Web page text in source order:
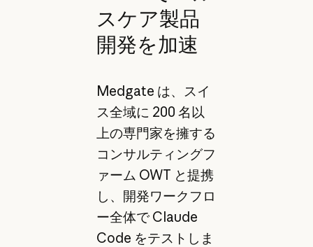
スケア製品
開発を加速
Medgate は、スイ
ス全域に 200 名以
上の専門家を擁する
コンサルティングフ
ァーム OWT と提携
し、開発ワークフロ
ー全体で Claude
Code をテストしま